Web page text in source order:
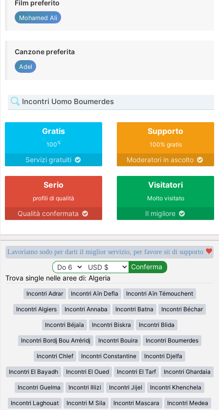
Film preferito
Mohamed Ali
Canzone preferita
Adel
Incontri Uomo Boumerdes
Gratis
100%
Servizi gratuiti
Supporto
100% gratis
Moderatori in ascolto
Serio
profili di qualità
Qualità confermata
Visitatori
Molto visitato
Il migliore
Lavoriamo sodo per darti il miglior servizio, per favore sii di supporto
Trova single nelle aree di: Algeria
Incontri Adrar Incontri Aïn Defla Incontri Aïn Témouchent
Incontri Algiers Incontri Annaba Incontri Batna Incontri Béchar
Incontri Béjaïa Incontri Biskra Incontri Blida
Incontri Bordj Bou Arréridj Incontri Bouira Incontri Boumerdes
Incontri Chlef Incontri Constantine Incontri Djelfa
Incontri El Bayadh Incontri El Oued Incontri El Tarf Incontri Ghardaia
Incontri Guelma Incontri Illizi Incontri Jijel Incontri Khenchela
Incontri Laghouat Incontri M Sila Incontri Mascara Incontri Medea